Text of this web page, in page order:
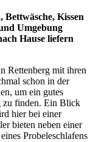
Kissen
Umgebung
Hause liefern
Rettenberg mit ihren
schon in der
um ein gutes
zu finden. Ein Blick
hier bei einer
bieten neben einer
Probeleschlafens